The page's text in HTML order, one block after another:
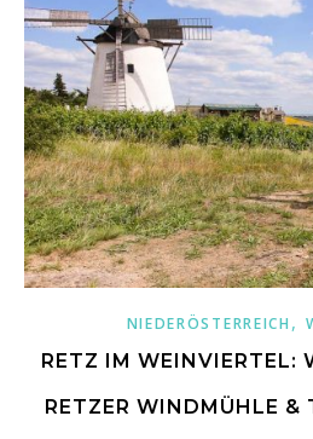
NIEDERÖSTERREICH ,
RETZ IM WEINVIERTEL:
RETZER WINDMÜHLE &